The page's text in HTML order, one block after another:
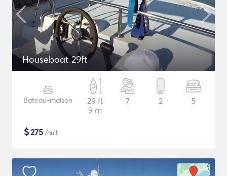
Houseboat 29ft
Bateau-maison
29 ft
9 m
7 2 5
$275 /nuit